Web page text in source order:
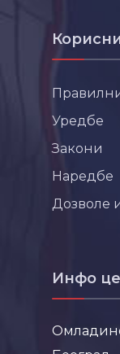
Уредбе
Закони
Наредбе
Дозволе
Инфо